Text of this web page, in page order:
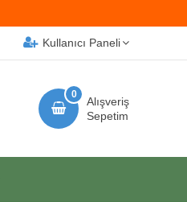
Kullanıcı Paneli
Alışveriş
Sepetim
0